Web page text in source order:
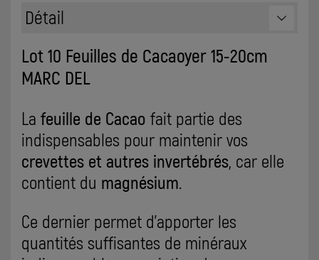
Détail
Lot 10 Feuilles de Cacaoyer 15-20cm
MARC DEL
La feuille de Cacao fait partie des
indispensables pour maintenir vos
crevettes et autres invertébrés , car elle
contient du magnésium
Ce dernier permet d’apporter les
quantités suffisantes de minéraux